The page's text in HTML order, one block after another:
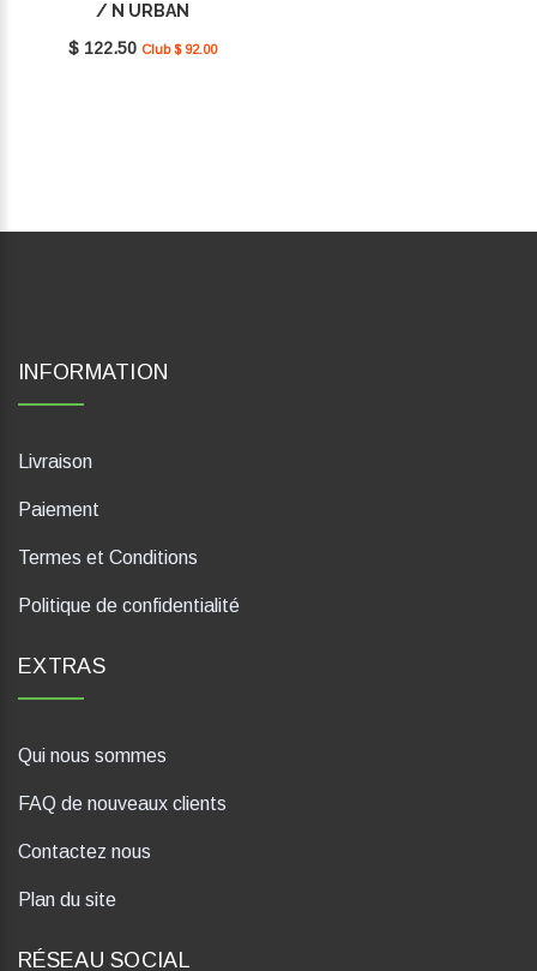
/ N URBAN
$ 122.50 Club $ 92.00
INFORMATION
Livraison
Paiement
Termes et Conditions
Politique de confidentialité
EXTRAS
Qui nous sommes
FAQ de nouveaux clients
Contactez nous
Plan du site
RÉSEAU SOCIAL